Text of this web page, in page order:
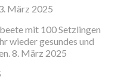
März 2025
mit 100 Setzlingen
wieder gesundes und
8. März 2025